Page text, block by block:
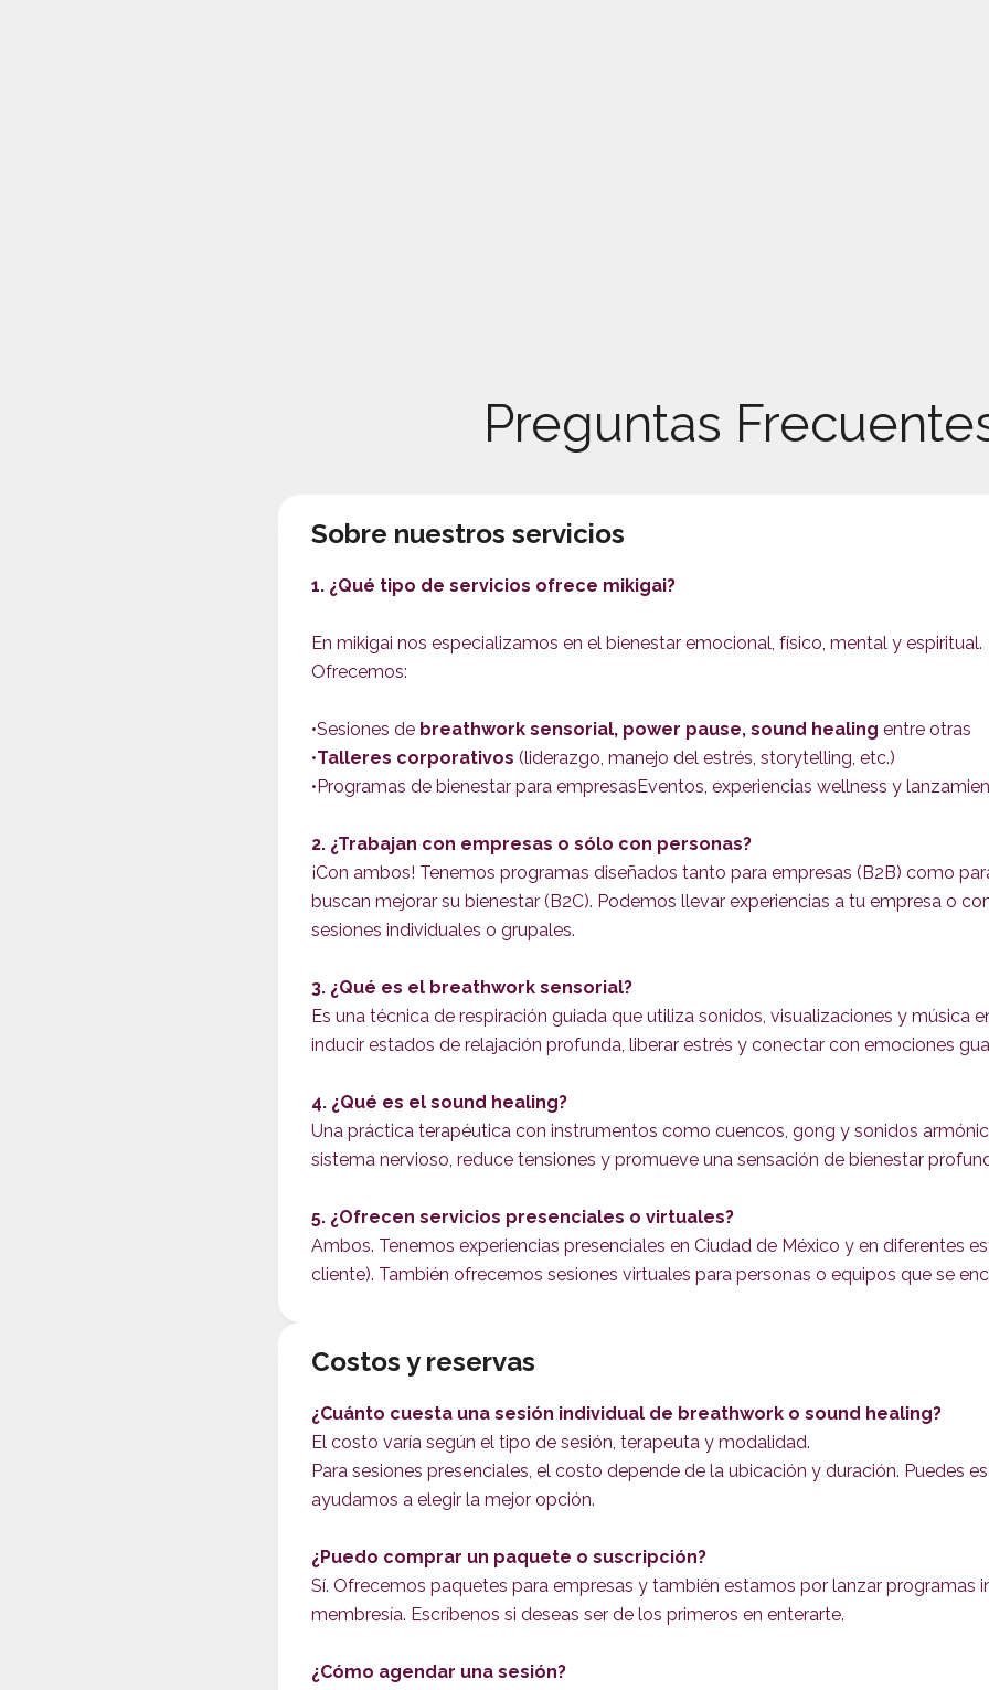
Preguntas
Sobre nuestros servicios
1. ¿Qué tipo de servicios ofrece mikigai?
En mikigai nos especializamos en el bienestar emocional, físico, mental y espiritual.
Ofrecemos:
•Sesiones de breathwork sensorial, power pause, sound healing entre otras
•Talleres corporativos (liderazgo, manejo del estrés, storytelling, etc.)
•Programas de bienestar para empresasEventos, experiencias wellness y
2. ¿Trabajan con empresas o sólo con personas?
¡Con ambos! Tenemos programas diseñados tanto para empresas (B2B) como
buscan mejorar su bienestar (B2C). Podemos llevar experiencias a tu empresa o
sesiones individuales o grupales.
3. ¿Qué es el breathwork sensorial?
Es una técnica de respiración guiada que utiliza sonidos, visualizaciones y música
inducir estados de relajación profunda, liberar estrés y conectar con emociones
4. ¿Qué es el sound healing?
Una práctica terapéutica con instrumentos como cuencos, gong y sonidos
sistema nervioso, reduce tensiones y promueve una sensación de bienestar
5. ¿Ofrecen servicios presenciales o virtuales?
Ambos. Tenemos experiencias presenciales en Ciudad de México y en diferentes
cliente). También ofrecemos sesiones virtuales para personas o equipos que se
Costos y reservas
¿Cuánto cuesta una sesión individual de breathwork o sound healing?
El costo varía según el tipo de sesión, terapeuta y modalidad.
Para sesiones presenciales, el costo depende de la ubicación y duración. Puedes
ayudamos a elegir la mejor opción.
¿Puedo comprar un paquete o suscripción?
Sí. Ofrecemos paquetes para empresas y también estamos por lanzar programas
membresía. Escríbenos si deseas ser de los primeros en enterarte.
¿Cómo agendar una sesión?